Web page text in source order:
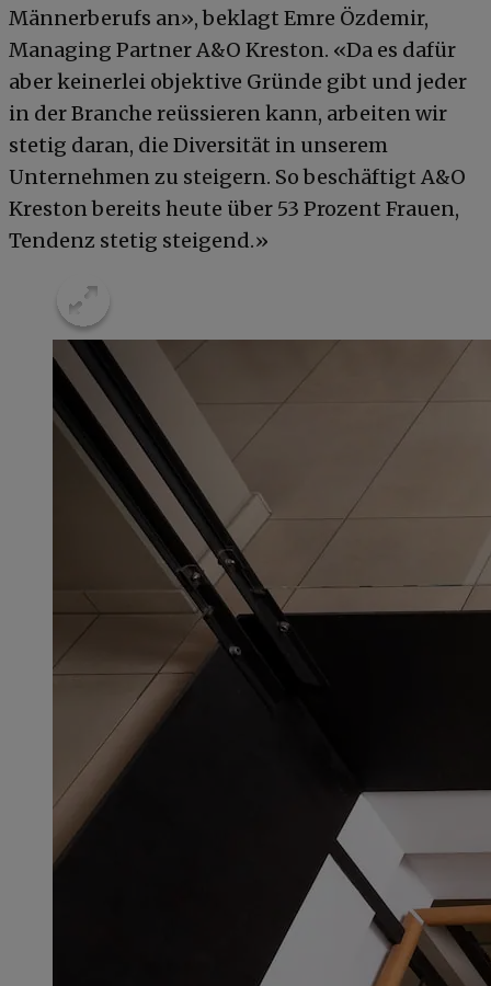
Männerberufs an», beklagt Emre Özdemir,
Managing Partner A&O Kreston. «Da es dafür
aber keinerlei objektive Gründe gibt und jeder
in der Branche reüssieren kann, arbeiten wir
stetig daran, die Diversität in unserem
Unternehmen zu steigern. So beschäftigt A&O
Kreston bereits heute über 53 Prozent Frauen,
Tendenz stetig steigend.»